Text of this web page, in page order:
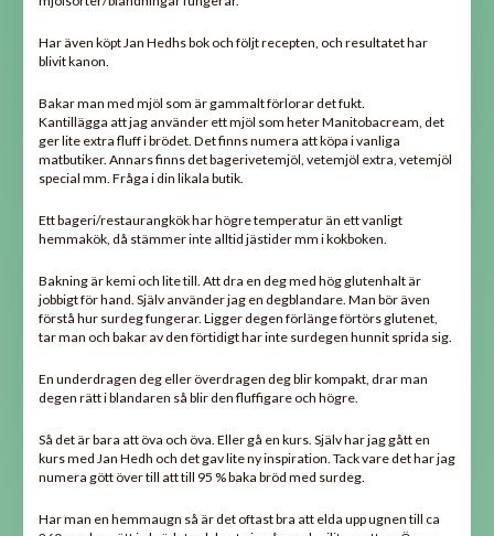
Har även köpt Jan Hedhs bok och följt recepten, och resultatet har
blivit kanon.
Bakar man med mjöl som är gammalt förlorar det fukt.
Kantillägga att jag använder ett mjöl som heter Manitobacream, det
ger lite extra fluff i brödet. Det finns numera att köpa i vanliga
matbutiker. Annars finns det bagerivetemjöl, vetemjöl extra, vetemjöl
special mm. Fråga i din likala butik.
Ett bageri/restaurangkök har högre temperatur än ett vanligt
hemmakök, då stämmer inte alltid jästider mm i kokboken.
Bakning är kemi och lite till. Att dra en deg med hög glutenhalt är
jobbigt för hand. Själv använder jag en degblandare. Man bör även
förstå hur surdeg fungerar. Ligger degen förlänge förtörs glutenet,
tar man och bakar av den förtidigt har inte surdegen hunnit sprida sig.
En underdragen deg eller överdragen deg blir kompakt, drar man
degen rätt i blandaren så blir den fluffigare och högre.
Så det är bara att öva och öva. Eller gå en kurs. Själv har jag gått en
kurs med Jan Hedh och det gav lite ny inspiration. Tack vare det har jag
numera gött över till att till 95 % baka bröd med surdeg.
Har man en hemmaugn så är det oftast bra att elda upp ugnen till ca